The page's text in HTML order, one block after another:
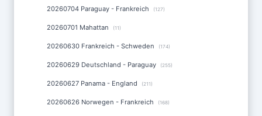
20260704 Paraguay - Frankreich (127)
20260701 Mahattan (11)
20260630 Frankreich - Schweden (174)
20260629 Deutschland - Paraguay (255)
20260627 Panama - England (211)
20260626 Norwegen - Frankreich (168)